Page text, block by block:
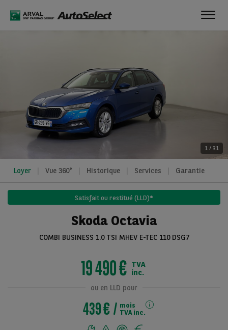
1 / 31
Voir toutes les
Loyer Vue 360° Historique Services Garantie
Satisfait ou restitué (LLD)*
Skoda Octavia
COMBI BUSINESS 1.0 TSI MHEV E-TEC 110 DSG7
19 490 € TVA
inc.
ou en LLD pour
439 €
mois
TVA inc.